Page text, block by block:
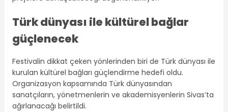
Türk dünyası ile kültürel bağlar
güçlenecek
Festivalin dikkat çeken yönlerinden biri de Türk dünyası ile
kurulan kültürel bağları güçlendirme hedefi oldu.
Organizasyon kapsamında Türk dünyasından
sanatçıların, yönetmenlerin ve akademisyenlerin Sivas’ta
ağırlanacağı belirtildi.